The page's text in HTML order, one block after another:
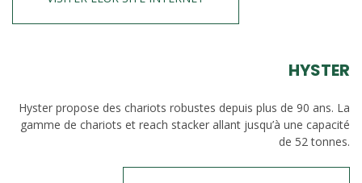
HYSTER
Hyster propose des chariots robustes depuis plus de 90 ans. La
gamme de chariots et reach stacker allant jusqu’à une capacité
de 52 tonnes.